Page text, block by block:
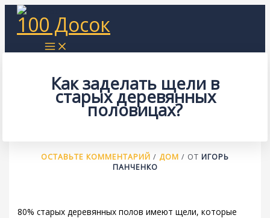
Перейти
содержимому
100 Досок
Как заделать щели в
старых деревянных
половицах?
ОСТАВЬТЕ КОММЕНТАРИЙ / ДОМ / ОТ ИГОРЬ
ПАНЧЕНКО
80% старых деревянных полов имеют щели, которые